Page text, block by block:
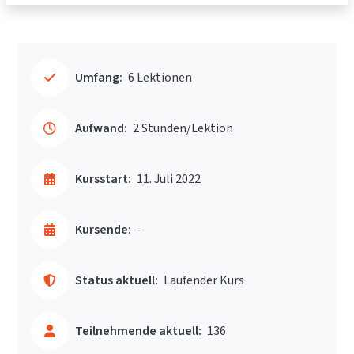
Umfang: 6 Lektionen
Aufwand: 2 Stunden/Lektion
Kursstart: 11. Juli 2022
Kursende: -
Status aktuell: Laufender Kurs
Teilnehmende aktuell: 136